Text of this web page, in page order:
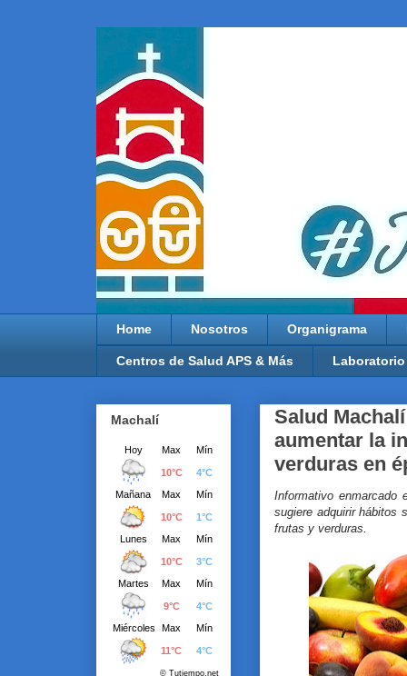
Home Nosotros Organigrama
Centros de Salud APS & Más Laboratorio
Salud
aumentar la
verduras en
Informativo enmarcado
sugiere adquirir hábitos
frutas y verduras.
Machalí